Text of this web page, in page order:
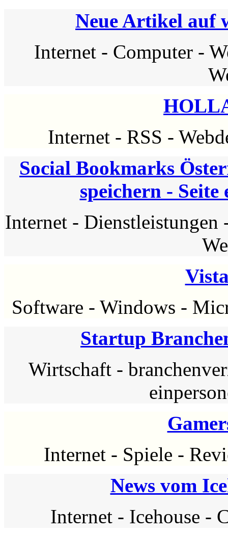
Neue Artikel auf
Internet- Computer-
Internet - RSS -
Social Bookmarks
speichern -
Internet- Dienstleistungen
Software - Windows -
Startup
Wirtschaft -
Internet - Spiele -
News vom
Internet - Icehouse -